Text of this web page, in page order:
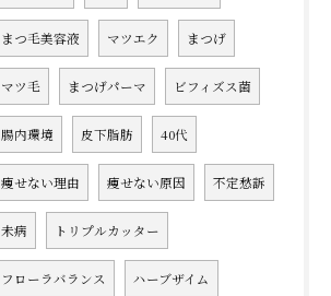
まつ毛美容液 マツエク まつげ
マツ毛 まつげパーマ ビフィズス菌
腸内環境 皮下脂肪 40代
痩せない理由 痩せない原因 不定愁訴
未病 トリプルカッター
フローラバランス ハーブザイム